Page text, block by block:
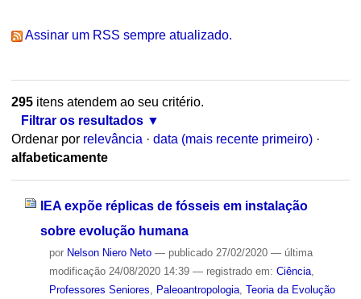
Assinar um RSS sempre atualizado.
295itens atendem ao seu critério.
Filtrar os resultados
Ordenar por relevância · data (mais recente primeiro) ·
alfabeticamente
IEA expõe réplicas de fósseis em instalação
sobre evolução humana
por Nelson Niero Neto — publicado27/02/2020 — última
modificação24/08/2020 14:39 — registrado em: Ciência,
Professores Seniores
Paleoantropologia, Teoria da Evolução